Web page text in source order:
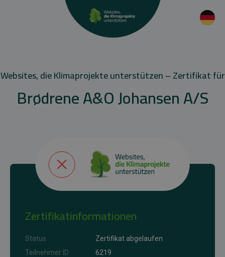
Websites, die Klimaprojekte unterstützen – Zertifikat für
Brødrene A&O Johansen A/S
Zertifikatinformationen
Status
Zertifikat abgelaufen
Teilnehmer ID
6219